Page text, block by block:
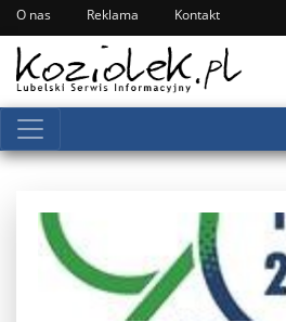
O nas Reklama Kontakt